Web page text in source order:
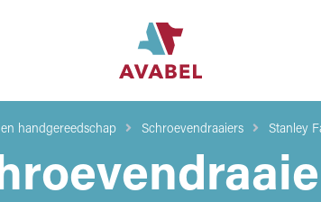
handgereedschap Schroevendraaiers Stanley